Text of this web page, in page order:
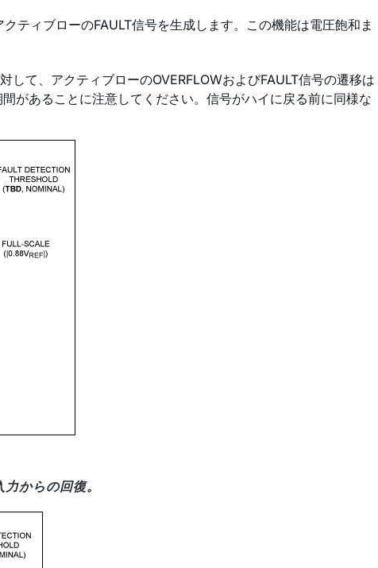
ティブローのFAULT信号を生成します。この機能は電圧飽和ま
て、アクティブローのOVERFLOWおよびFAULT信号の遷移は
があることに注意してください。信号がハイに戻る前に同様な
からの回復。